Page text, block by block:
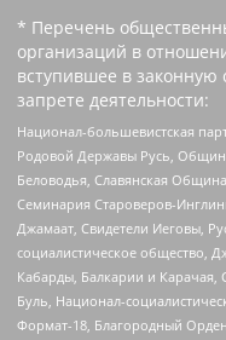
* Перечень
организаций в
вступившее в
запрете деятельности:
Национал-большевистская
Родовой Державы Русь,
Беловодья, Славянская
Семинария Староверов-
Джамаат, Свидетели Иеговы,
социалистическое общество,
Кабарды, Балкарии и Карачая,
Буль, Национал-
Формат-18, Благородный